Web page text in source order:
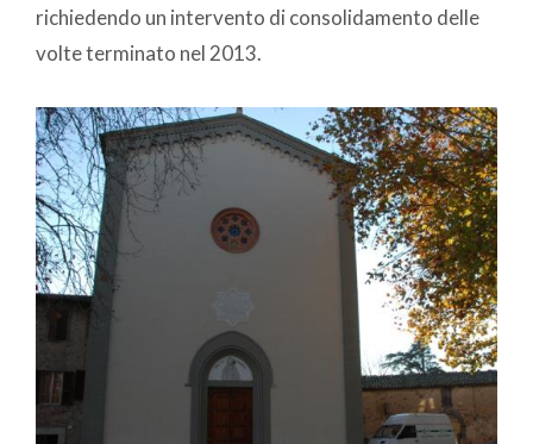
richiedendo un intervento di consolidamento delle
volte terminato nel 2013.